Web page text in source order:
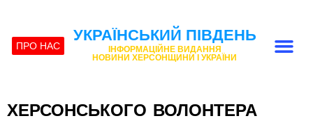
ПРО НАС
УКРАЇНСЬКИЙ ПІВДЕНЬ
ІНФОРМАЦІЙНЕ ВИДАННЯ
НОВИНИ ХЕРСОНЩИНИ І УКРАЇНИ
ХЕРСОНСЬКОГО ВОЛОНТЕРА